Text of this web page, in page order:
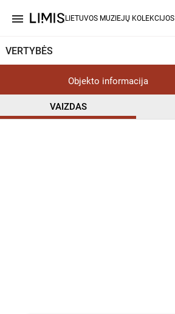
menu LIETUVOS MUZIEJŲ KOLEKCIJOS
VERTYBĖS
Objekto informacija
VAIZDAS
CC BY help_outline